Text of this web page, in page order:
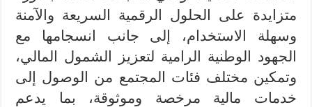
متزايدة على الحلول الرقمية السريعة والآمنة
وسهلة الاستخدام، إلى جانب انسجامها مع
الجهود الوطنية الرامية لتعزيز الشمول المالي،
وتمكين مختلف فئات المجتمع من الوصول إلى
خدمات مالية مرخصة وموثوقة، بما يدعم